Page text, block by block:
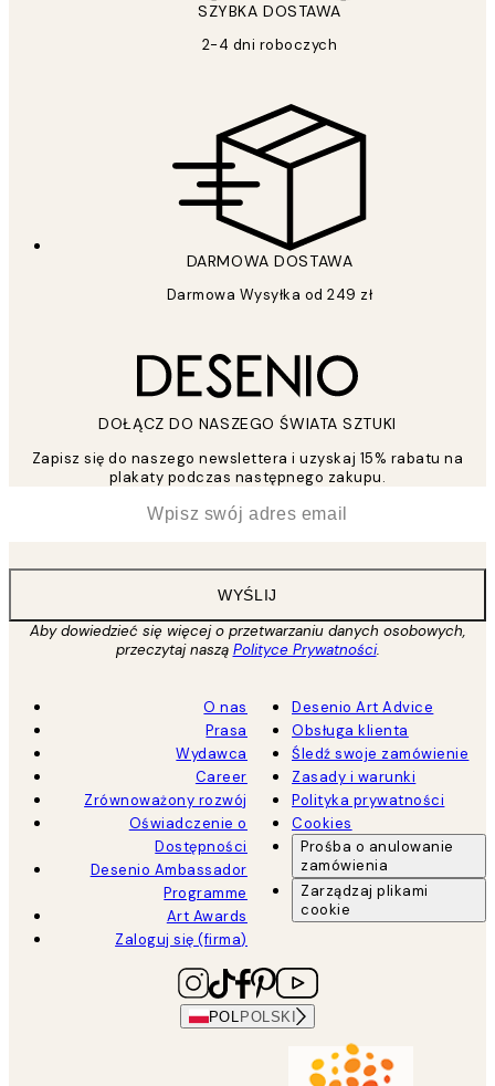
SZYBKA DOSTAWA
2-4 dni roboczych
DARMOWA DOSTAWA
Darmowa Wysyłka od 249 zł
DOŁĄCZ DO NASZEGO ŚWIATA SZTUKI
Zapisz się do naszego newslettera i uzyskaj 15% rabatu na
plakaty podczas następnego zakupu.
WYŚLIJ
Aby dowiedzieć się więcej o przetwarzaniu danych osobowych,
przeczytaj naszą Polityce Prywatności.
O nas
Prasa
Wydawca
Career
Zrównoważony rozwój
Oświadczenie o
Dostępności
Desenio Ambassador
Programme
Art Awards
Zaloguj się (firma)
Desenio Art Advice
Obsługa klienta
Śledź swoje zamówienie
Zasady i warunki
Polityka prywatności
Cookies
Prośba o anulowanie
zamówienia
Zarządzaj plikami
cookie
POL POLSKI